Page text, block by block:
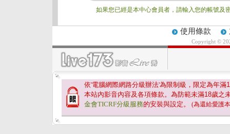
如果您已經是本中心會員者，請輸入您的帳號及
使用條款
Copyright ©
依'電腦網際網路分級辦法'為限制級，限定為年滿
本站內影音內容及各項條款。為防範未滿18歲之
金會TICRF分級服務的安裝與設定。 (為還給愛護